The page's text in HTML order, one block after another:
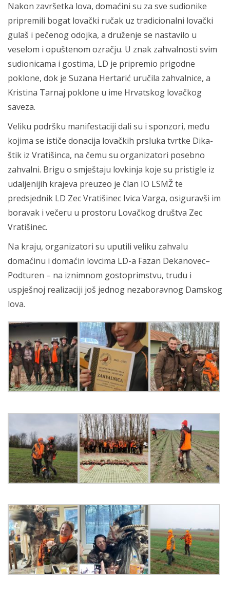
Nakon završetka lova, domaćini su za sve sudionike
pripremili bogat lovački ručak uz tradicionalni lovački
gulaš i pečenog odojka, a druženje se nastavilo u
veselom i opuštenom ozračju. U znak zahvalnosti svim
sudionicama i gostima, LD je pripremio prigodne
poklone, dok je Suzana Hertarić uručila zahvalnice, a
Kristina Tarnaj poklone u ime Hrvatskog lovačkog
saveza.
Veliku podršku manifestaciji dali su i sponzori, među
kojima se ističe donacija lovačkih prsluka tvrtke Dika-
štik iz Vratišinca, na čemu su organizatori posebno
zahvalni. Brigu o smještaju lovkinja koje su pristigle iz
udaljenijih krajeva preuzeo je član IO LSMŽ te
predsjednik LD Zec Vratišinec Ivica Varga, osiguravši im
boravak i večeru u prostoru Lovačkog društva Zec
Vratišinec.
Na kraju, organizatori su uputili veliku zahvalu
domaćinu i domaćin lovcima LD-a Fazan Dekanovec–
Podturen – na iznimnom gostoprimstvu, trudu i
uspješnoj realizaciji još jednog nezaboravnog Damskog
lova.